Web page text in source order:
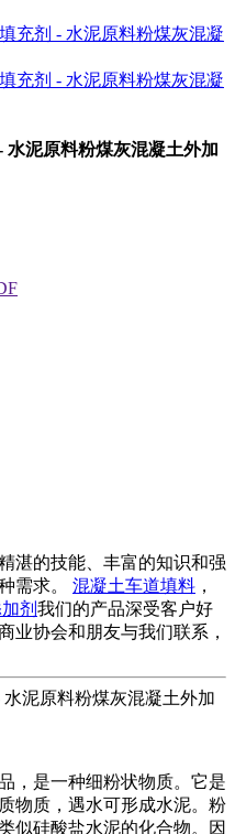
水泥原料粉煤灰混凝土外加
湛的技能、丰富的知识和强
需求。 混凝土车道填料 ，
剂 我们的产品深受客户好
业协会和朋友与我们联系，
泥原料粉煤灰混凝土外加
，是一种细粉状物质。它是
物质，遇水可形成水泥。粉
似硅酸盐水泥的化合物。因